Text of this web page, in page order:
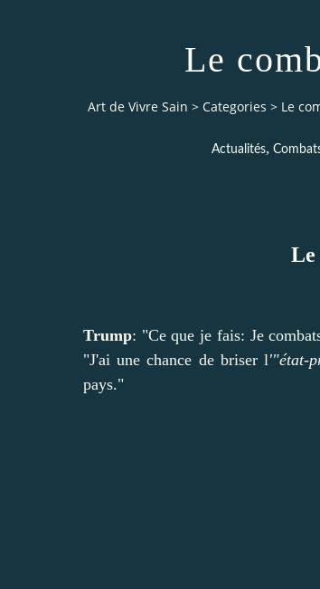
Le
Art de Vivre Sain > Categories > Le
Actualités,
Le
Trump: "Ce que je fais: Je
"J'ai une chance de briser l'"état-
pays."